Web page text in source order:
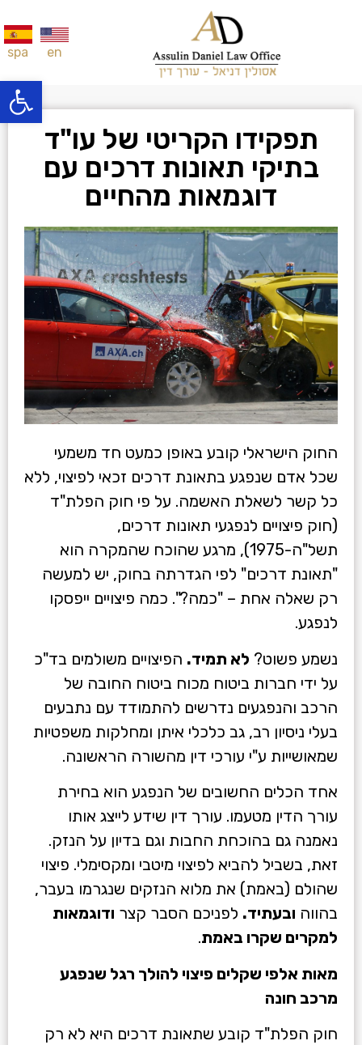
פתח
en
spa
תפקידו הקריטי של עו"ד
בתיקי תאונות דרכים עם
דוגמאות מהחיים
החוק הישראלי קובע באופן כמעט חד משמעי
שכל אדם שנפגע בתאונת דרכים זכאי לפיצוי, ללא
כל קשר לשאלת האשמה. על פי חוק הפלת"ד
(חוק פיצויים לנפגעי תאונות דרכים,
תשל"ה-1975), מרגע שהוכח שהמקרה הוא
"תאונת דרכים" לפי הגדרתה בחוק, יש למעשה
רק שאלה אחת – "כמה?". כמה פיצויים ייפסקו
לנפגע.
נשמע פשוט? לא תמיד. הפיצויים משולמים בד"כ
על ידי חברות ביטוח מכוח ביטוח החובה של
הרכב והנפגעים נדרשים להתמודד עם נתבעים
בעלי ניסיון רב, גב כלכלי איתן ומחלקות משפטיות
שמאושייות ע"י עורכי דין מהשורה הראשונה.
אחד הכלים החשובים של הנפגע הוא בחירת
עורך הדין מטעמו. עורך דין שידע לייצג אותו
נאמנה גם בהוכחת החבות וגם בדיון על הנזק.
זאת, בשביל להביא לפיצוי מיטבי ומקסימלי. פיצוי
שהולם (באמת) את מלוא הנזקים שנגרמו בעבר,
בהווה ובעתיד. לפניכם הסבר קצר ודוגמאות
למקרים שקרו באמת.
מאות אלפי שקלים פיצוי להולך רגל שנפגע
מרכב חונה
חוק הפלת"ד קובע שתאונת דרכים היא לא רק